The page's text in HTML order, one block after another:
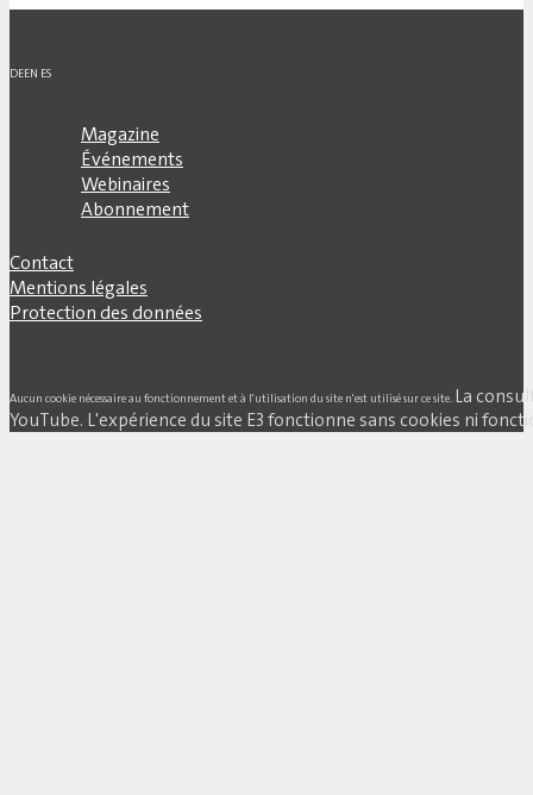
DEEN ES
Magazine
Événements
Webinaires
Abonnement
Contact
Mentions légales
Protection des données
Aucun cookie nécessaire au fonctionnement et à l'utilisation du site n'est utilisé sur ce site. La
YouTube. L'expérience du site E3 fonctionne sans cookies ni